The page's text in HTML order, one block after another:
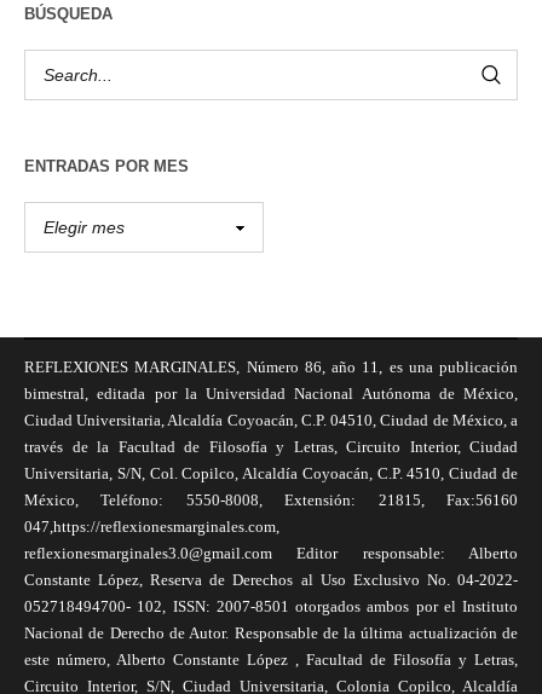
BÚSQUEDA
ENTRADAS POR MES
REFLEXIONES MARGINALES, Número 86, año 11, es una publicación
bimestral, editada por la Universidad Nacional Autónoma de México,
Ciudad Universitaria, Alcaldía Coyoacán, C.P. 04510, Ciudad de México, a
través de la Facultad de Filosofía y Letras, Circuito Interior, Ciudad
Universitaria, S/N, Col. Copilco, Alcaldía Coyoacán, C.P. 4510, Ciudad de
México, Teléfono: 5550-8008, Extensión: 21815, Fax:56160
047,https://reflexionesmarginales.com,
reflexionesmarginales3.0@gmail.com Editor responsable: Alberto
Constante López, Reserva de Derechos al Uso Exclusivo No. 04-2022-
052718494700- 102, ISSN: 2007-8501 otorgados ambos por el Instituto
Nacional de Derecho de Autor. Responsable de la última actualización de
este número, Alberto Constante López , Facultad de Filosofía y Letras,
Circuito Interior, S/N, Ciudad Universitaria, Colonia Copilco, Alcaldía